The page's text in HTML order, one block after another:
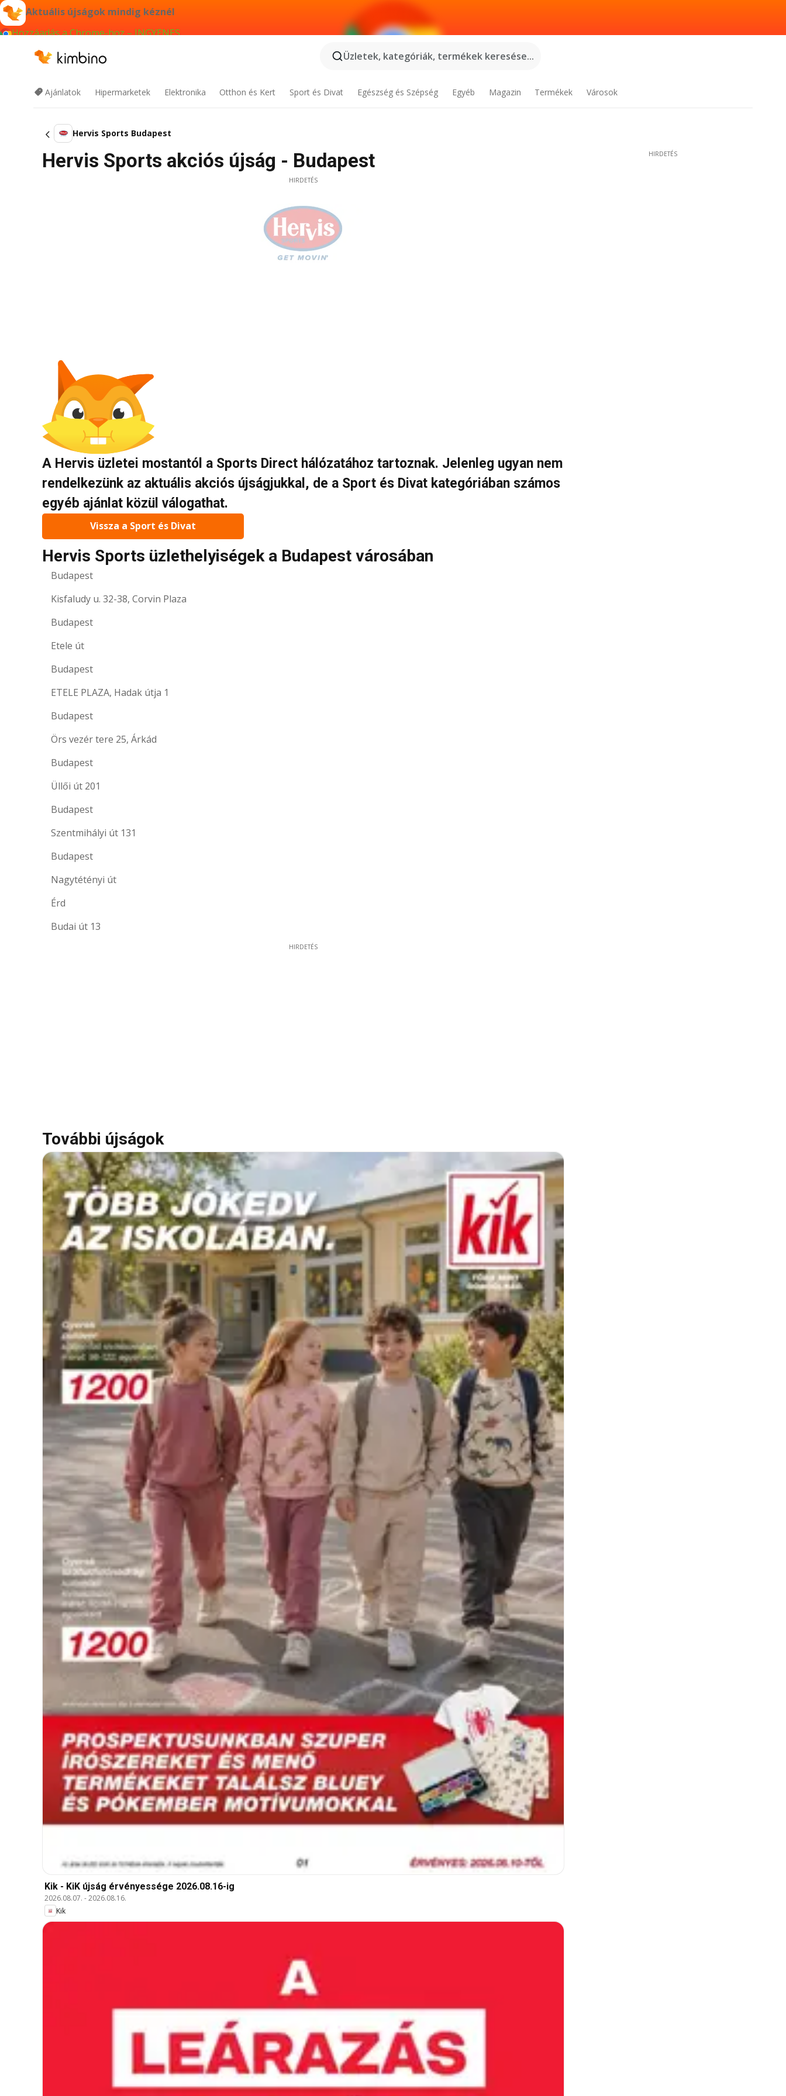
Aktuális újságok mindig kéznél
Hozzáadás a Chrome-hoz – INGYENES
Üzletek, kategóriák, termékek keresése...
Ajánlatok Hipermarketek Elektronika Otthon és Kert Sport és Divat Egészség és Szépség Egyéb Magazin Termékek Városok
Hervis Sports Budapest
Hervis Sports akciós újság - Budapest
HIRDETÉS
A Hervis üzletei mostantól a Sports Direct hálózatához tartoznak. Jelenleg ugyan nem
rendelkezünk az aktuális akciós újságjukkal, de a Sport és Divat kategóriában számos
egyéb ajánlat közül válogathat.
Vissza a Sport és Divat
Hervis Sports üzlethelyiségek a Budapest városában
Budapest
Kisfaludy u. 32-38, Corvin Plaza
Budapest
Etele út
Budapest
ETELE PLAZA, Hadak útja 1
Budapest
Örs vezér tere 25, Árkád
Budapest
Üllői út 201
Budapest
Szentmihályi út 131
Budapest
Nagytétényi út
Érd
Budai út 13
HIRDETÉS
További újságok
Kik - KiK újság érvényessége 2026.08.16-ig
2026.08.07. -2026.08.16.
Kik
HIRDETÉS